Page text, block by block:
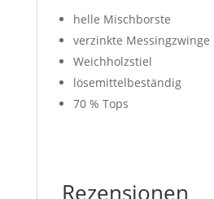
helle Mischborste
verzinkte Messingzwinge
Weichholzstiel
lösemittelbeständig
70 % Tops
Rezensionen